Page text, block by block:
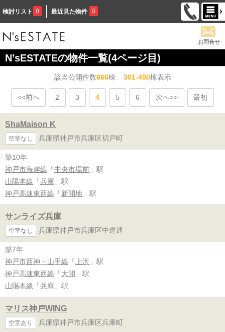
検討リスト 0 最近見た物件 0
お問合せ
N’sESTATEの物件一覧(4ページ目)
該当公開件数666棟 301-400棟表示
<<前へ 2 3 4 5 6 次へ>> 最初
ShaMaison K
空室なし 兵庫県神戸市兵庫区切戸町
築10年
神戸市海岸線 「 中央市場前 」駅
山陽本線 「 兵庫 」駅
神戸高速東西線 「 新開地 」駅
サンライズ兵庫
空室なし 兵庫県神戸市兵庫区中道通
築7年
神戸市西神・山手線 「 上沢 」駅
神戸高速東西線 「 大開 」駅
山陽本線 「 兵庫 」駅
マリス神戸WING
空室あり 兵庫県神戸市兵庫区兵庫町